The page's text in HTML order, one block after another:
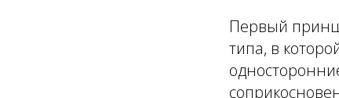
Первый
типа, в